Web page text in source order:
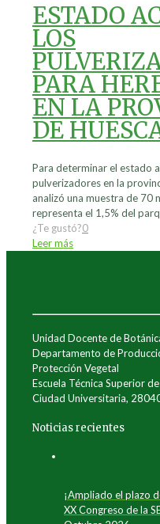
ESTADO
LOS
PARA
EN LA
DE
Para determinar el estado
pulverizadores en la
analizó una muestra de 70
representa el 1,5% del
¿Te gustó?0
Leer más
Unidad Docente de
Departamento de
Protección Vegetal
Escuela Técnica Superior
Ciudad Universitaria,
Noticias recientes
¡Ampliado el plazo
XX Congreso de la